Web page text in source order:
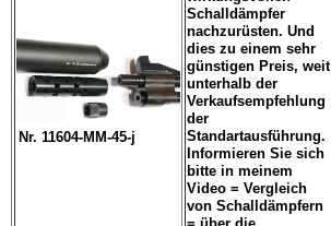
Nr. 11604-MM-45-j
Schalldämpfer
nachzurüsten. Und
dies zu einem sehr
günstigen Preis, weit
unterhalb der
Verkaufsempfehlung
der
Standartausführung.
Informieren Sie sich
bitte in meinem
Video = Vergleich
von Schalldämpfern